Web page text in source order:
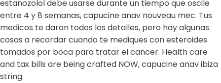
estanozolol debe usarse durante un tiempo que oscile
entre 4 y 8 semanas, capucine anav nouveau mec. Tus
medicos te daran todos los detalles, pero hay algunas
cosas a recordar cuando te mediques con esteroides
tomados por boca para tratar el cancer. Health care
and tax bills are being crafted NOW, capucine anav ibiza
string.